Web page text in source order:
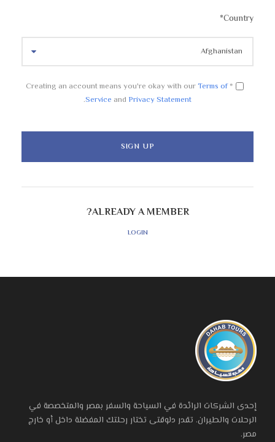
Country
*
* Creating an account means you're okay with our
Terms of
Service and Privacy Statement
.
ALREADY A MEMBER?
LOGIN
إحدى الشركات الرائدة في السياحة والسفر بمصر والمتخصصة في
الرحلات والطيران. تقدر دلوقتى تختار رحلتك المفضلة داخل أو خارج
مصر.